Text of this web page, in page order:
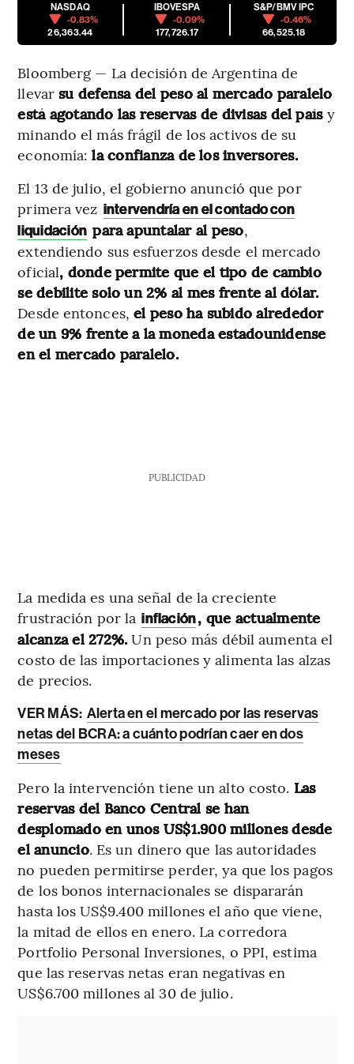
NASDAQ
-0.83%
26,363.44
IBOVESPA
-0.09%
177,726.17
S&P/BMV IPC
-0.46%
66,525.18
Bloomberg — La decisión de Argentina de
llevar su defensa del peso al mercado paralelo
está agotando las reservas de divisas del paísy
minando el más frágil de los activos de su
economía:la confianza de los inversores.
El 13 de julio, el gobierno anunció que por
primera vez intervendría en el contado con
liquidación para apuntalar al peso,
extendiendo sus esfuerzos desde el mercado
oficial, donde permite que el tipo de cambio
se debilite solo un 2% al mes frente al dólar.
Desde entonces, el peso ha subido alrededor
de un 9% frente a la moneda estadounidense
en el mercado paralelo.
PUBLICIDAD
La medida es una señal de la creciente
frustración por la inflación, que actualmente
alcanza el 272%.Un peso más débil aumenta el
costo de las importaciones y alimenta las alzas
de precios.
VER MÁS: Alerta en el mercado por las reservas
netas del BCRA: a cuánto podrían caer en dos
meses
Pero la intervención tiene un alto costo. Las
reservas del Banco Central se han
desplomado en unos US$1.900 millones desde
el anuncio. Es un dinero que las autoridades
no pueden permitirse perder, ya que los pagos
de los bonos internacionales se dispararán
hasta los US$9.400 millones el año que viene,
la mitad de ellos en enero. La corredora
Portfolio Personal Inversiones, o PPI, estima
que las reservas netas eran negativas en
US$6.700 millones al 30 de julio.